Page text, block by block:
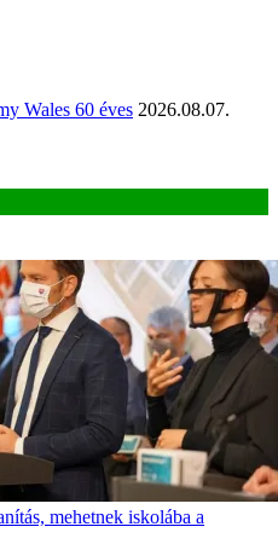
Wales 60 éves 2026.08.07.
mehetnek iskolába a